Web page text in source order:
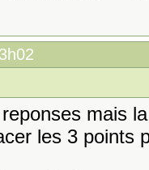
mais
les 3 points